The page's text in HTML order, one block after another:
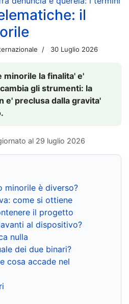
il
30 Luglio 2026
minorile la finalita' e'
gli strumenti: la
e' preclusa dalla gravita'
al 29 luglio 2026
minorile è diverso?
come si ottiene
il progetto
al dispositivo?
nulla
dei due binari?
cosa accade nel